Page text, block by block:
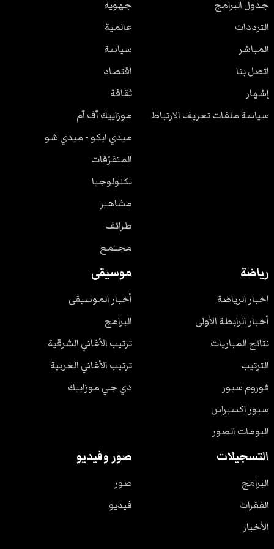
جدول البرامج
الترددات
المباشر
اتصل بنا
إشهار
سياسة ملفات تعريف الارتباط
جهوية
عالمية
سياسة
اقتصاد
ثقافة
موزاييك آف آم
ميدي ايكو - ميدي شو
المتفرّقات
تكنولوجيا
مشاهير
طرائف
مجتمع
رياضة
اخبار الرياضة
أخبار الرابطة الأولى
نتائج المباريات
الترتيب
فوروم سبور
سبور اكسبراس
البومات الصور
موسيقى
أخبار الموسيقى
البرامج
ترتيب الأغاني الشرقية
ترتيب الأغاني الغربية
دي جي موزاييك
التسجيلات
البرامج
الفقرات
الأخبار
صور وفيديو
صور
فيديو